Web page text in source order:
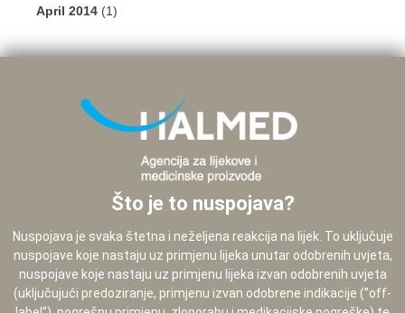
April 2014 (1)
Što je to nuspojava?
Nuspojava je svaka štetna i neželjena reakcija na lijek. To uključuje
nuspojave koje nastaju uz primjenu lijeka unutar odobrenih uvjeta,
nuspojave koje nastaju uz primjenu lijeka izvan odobrenih uvjeta
(uključujući predoziranje, primjenu izvan odobrene indikacije (”off-